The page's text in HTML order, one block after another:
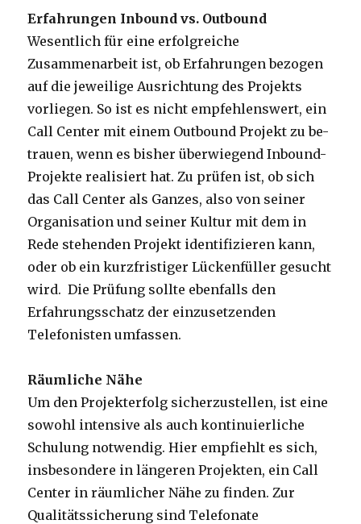
Erfahrungen Inbound vs. Outbound
Wesentlich für eine erfolgreiche
Zusammenarbeit ist, ob Erfahrungen bezogen
auf die jeweilige Ausrichtung des Projekts
vorliegen. So ist es nicht empfehlenswert, ein
Call Center mit einem Outbound Projekt zu be-
trauen, wenn es bisher überwiegend Inbound-
Projekte realisiert hat. Zu prüfen ist, ob sich
das Call Center als Ganzes, also von seiner
Organisation und seiner Kultur mit dem in
Rede stehenden Projekt identifizieren kann,
oder ob ein kurzfristiger Lückenfüller gesucht
wird. Die Prüfung sollte ebenfalls den
Erfahrungsschatz der einzusetzenden
Telefonisten umfassen.
Räumliche Nähe
Um den Projekterfolg sicherzustellen, ist eine
sowohl intensive als auch kontinuierliche
Schulung notwendig. Hier empfiehlt es sich,
insbesondere in längeren Projekten, ein Call
Center in räumlicher Nähe zu finden. Zur
Qualitätssicherung sind Telefonate